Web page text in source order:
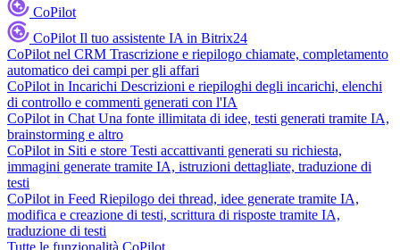
CoPilot
CoPilot Il tuo assistente IA in Bitrix24
CoPilot nel CRM Trascrizione e riepilogo chiamate, completamento
automatico dei campi per gli affari
CoPilot in Incarichi Descrizioni e riepiloghi degli incarichi, elenchi
di controllo e commenti generati con l'IA
CoPilot in Chat Una fonte illimitata di idee, testi generati tramite IA,
brainstorming e altro
CoPilot in Siti e store Testi accattivanti generati su richiesta,
immagini generate tramite IA, istruzioni dettagliate, traduzione di
testi
CoPilot in Feed Riepilogo dei thread, idee generate tramite IA,
modifica e creazione di testi, scrittura di risposte tramite IA,
traduzione di testi
Tutte le funzionalità CoPilot